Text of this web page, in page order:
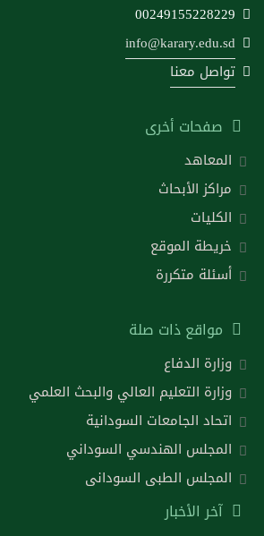
00249155228229
info@karary.edu.sd
تواصل معنا
صفحات أخرى
المعاهد
مراكز الأبحاث
الكليات
خريطة الموقع
أسئلة متكررة
مواقع ذات صلة
وزارة الدفاع
وزارة التعليم العالي والبحث العلمي
اتحاد الجامعات السودانية
المجلس الهندسي السوداني
المجلس الطبى السودانى
آخر الأخبار